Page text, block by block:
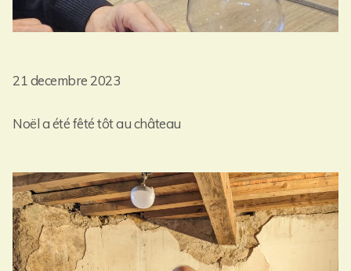
21 decembre 2023
Noël a été fêté tôt au château